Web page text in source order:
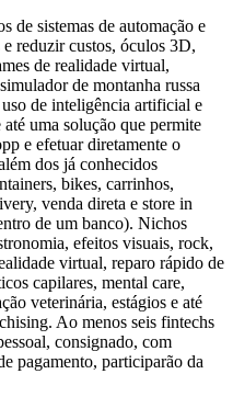
de sistemas de automação e
e reduzir custos, óculos 3D,
de realidade virtual,
de montanha russa
de inteligência artificial e
uma solução que permite
e efetuar diretamente o
dos já conhecidos
bikes, carrinhos,
venda direta e store in
de um banco). Nichos
efeitos visuais, rock,
virtual, reparo rápido de
capilares, mental care,
veterinária, estágios e até
Ao menos seis fintechs
consignado, com
pagamento, participarão da